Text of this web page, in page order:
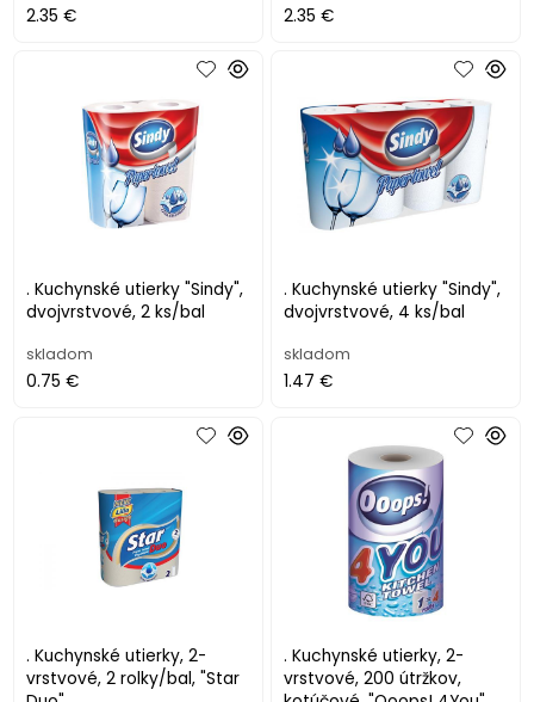
2.35 € 2.35 €
. Kuchynské utierky "Sindy",
dvojvrstvové, 2 ks/bal
skladom
0.75 €
. Kuchynské utierky "Sindy",
dvojvrstvové, 4 ks/bal
skladom
1.47 €
. Kuchynské utierky, 2-
vrstvové, 2 rolky/bal, "Star
. Kuchynské utierky, 2-
vrstvové, 200 útržkov,